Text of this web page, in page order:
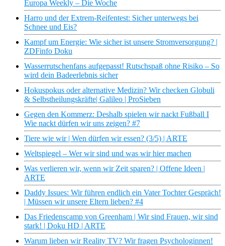
Europa Weekly – Die Woche
Harro und der Extrem-Reifentest: Sicher unterwegs bei
Schnee und Eis?
Kampf um Energie: Wie sicher ist unsere Stromversorgung? |
ZDFinfo Doku
Wasserrutschenfans aufgepasst! Rutschspaß ohne Risiko – So
wird dein Badeerlebnis sicher
Hokuspokus oder alternative Medizin? Wir checken Globuli
& Selbstheilungskräfte| Galileo | ProSieben
Gegen den Kommerz: Deshalb spielen wir nackt Fußball I
Wie nackt dürfen wir uns zeigen? #7
Tiere wie wir | Wen dürfen wir essen? (3/5) | ARTE
Weltspiegel – Wer wir sind und was wir hier machen
Was verlieren wir, wenn wir Zeit sparen? | Offene Ideen |
ARTE
Daddy Issues: Wir führen endlich ein Vater Tochter Gespräch!
| Müssen wir unsere Eltern lieben? #4
Das Friedenscamp von Greenham | Wir sind Frauen, wir sind
stark! | Doku HD | ARTE
Warum lieben wir Reality TV? Wir fragen Psychologinnen!